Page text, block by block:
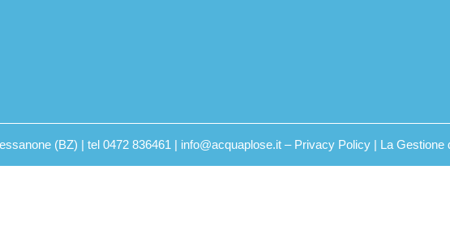
(BZ) | tel 0472 836461 | info@acquaplose.it – Privacy Policy | La Gestione